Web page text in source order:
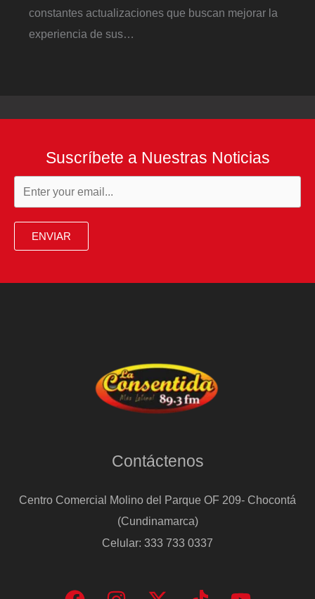
constantes actualizaciones que buscan mejorar la
experiencia de sus…
Suscríbete a Nuestras Noticias
ENVIAR
Contáctenos
Centro Comercial Molino del Parque OF 209- Chocontá
(Cundinamarca)
Celular: 333 733 0337